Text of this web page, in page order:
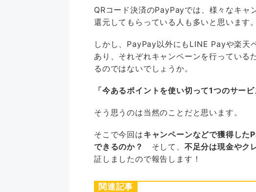
QRコード決済のPayPayでは、様々なキャ
還元してもらっている人も多いと思います。
しかし、PayPay以外にもLINE Payや楽天
あり、それぞれキャンペーンを行っている
るのではないでしょうか。
「今あるポイントを使い切って1つのサービ
そう思うのは当然のことだと思います。
そこで今回はキャンペーンなどで獲得した
できるのか？
そして、 不足分は現金やク
証しましたので報告します！
関連記事